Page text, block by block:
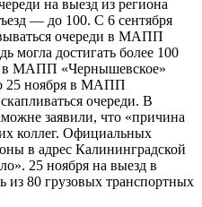
на выезд из региона
— до 100. С 6 сентября
очереди в МАПП
могла достигать более 100
в МАПП «Чернышевское»
25 ноября в МАПП
очереди. В
заявили, что «причина
коллег. Официальных
в адрес Калининградской
25 ноября на выезд в
из 80 грузовых транспортных